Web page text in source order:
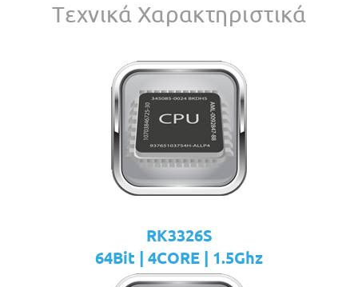
Tεχνικά Χαρακτηριστικά
RK3326S
64Bit | 4CORE | 1.5Ghz